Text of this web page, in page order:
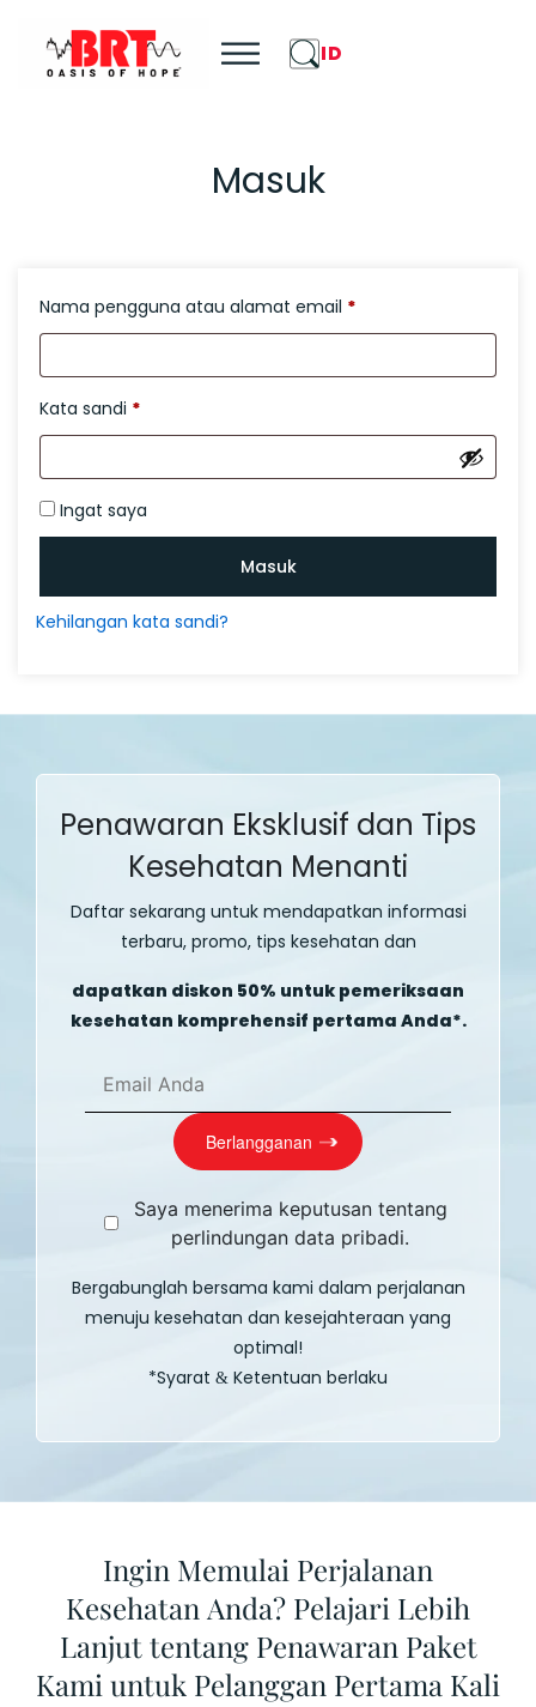
ID
Masuk
Nama pengguna atau alamat email *
Kata sandi *
Ingat saya
Masuk
Kehilangan kata sandi?
Penawaran Eksklusif dan Tips
Kesehatan Menanti
Daftar sekarang untuk mendapatkan informasi
terbaru, promo, tips kesehatan dan
dapatkan diskon 50% untuk pemeriksaan
kesehatan komprehensif pertama Anda*.
Saya menerima keputusan tentang
perlindungan data pribadi.
Bergabunglah bersama kami dalam perjalanan
menuju kesehatan dan kesejahteraan yang
optimal!
*Syarat & Ketentuan berlaku
Ingin Memulai Perjalanan
Kesehatan Anda? Pelajari Lebih
Lanjut tentang Penawaran Paket
Kami untuk Pelanggan Pertama Kali